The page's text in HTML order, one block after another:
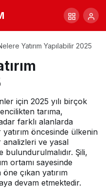
Yatırım Yapılabilir 2025
için 2025 yılı birçok
tarıma,
farklı alanlarda
yatırım öncesinde ülkenin
ve yasal
Şili,
ortamı sayesinde
çıkan yatırım
devam etmektedir.
Yapılabilir 2025